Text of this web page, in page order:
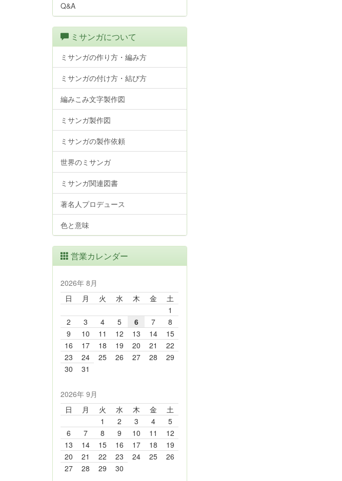
Q&A
ミサンガについて
ミサンガの作り方・編み方
ミサンガの付け方・結び方
編みこみ文字製作図
ミサンガ製作図
ミサンガの製作依頼
世界のミサンガ
ミサンガ関連図書
著名人プロデュース
色と意味
営業カレンダー
2026年 8月
日
月 火 水 木 金
土
1
2
3 4 5 6 7
8
9
10 11 12 13 14
15
16
17 18 19 20 21
22
23
24 25 26 27 28
29
30
31
2026年 9月
日
月 火 水 木 金
土
1
2 3 4
5
6
7 8 9 10 11
12
13
14 15 16 17 18
19
20
21 22 23 24 25
26
27
28 29 30